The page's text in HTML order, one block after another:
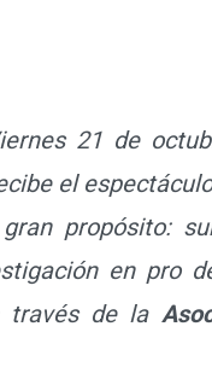
21 de
el
propósito:
en pro
través de la